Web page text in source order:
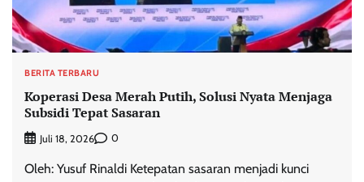
BERITA TERBARU
Koperasi Desa Merah Putih, Solusi Nyata Menjaga
Subsidi Tepat Sasaran
Juli 18, 2026 0
Oleh: Yusuf Rinaldi Ketepatan sasaran menjadi kunci